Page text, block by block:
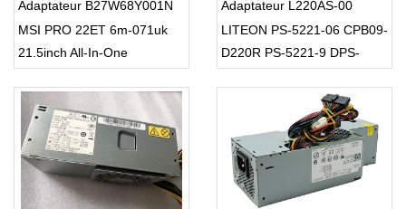
Adaptateur B27W68Y001N
MSI PRO 22ET 6m-071uk
21.5inch All-In-One
Adaptateur L220AS-00
LITEON PS-5221-06 CPB09-
D220R PS-5221-9 DPS-